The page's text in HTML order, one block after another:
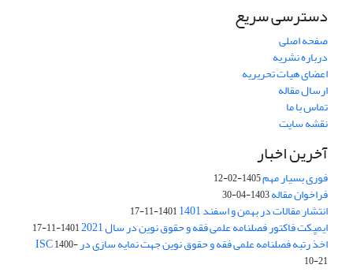
دسترسی سریع
صفحه اصلی
درباره نشریه
اعضای هیات تحریریه
ارسال مقاله
تماس با ما
نقشه سایت
آخرین اخبار
فوری بسیار مهم1405-02-12
فراخوان مقاله1403-04-30
انتشار مقالات در بهمن و اسفند 1401 1401-11-17
ایمپکت فاکتور فصلنامه علمی فقه و حقوق نوین در سال 2021 1401-11-17
اخذ رتبه فصلنامه علمی فقه و حقوق نوین جهت نمایه سازی در ISC1400-
10-21